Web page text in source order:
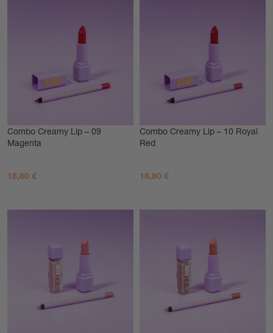
Combo Creamy Lip – 09
Magenta
18,80 €
Combo Creamy Lip – 10 Royal
Red
18,80 €